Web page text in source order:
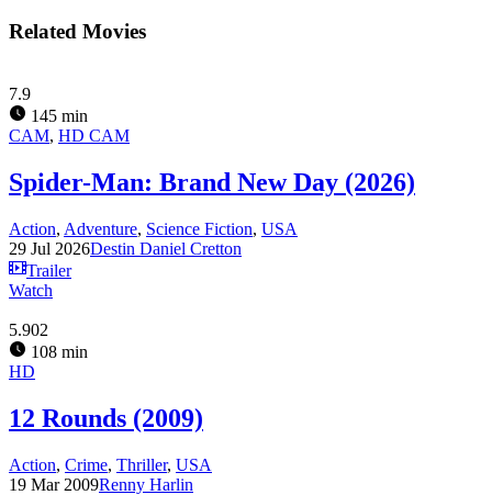
Related Movies
7.9
145 min
CAM, HD CAM
Spider-Man: Brand New Day (2026)
Action, Adventure, Science Fiction, USA
29 Jul 2026Destin Daniel Cretton
Trailer
Watch
5.902
108 min
HD
12 Rounds (2009)
Action, Crime, Thriller, USA
19 Mar 2009Renny Harlin